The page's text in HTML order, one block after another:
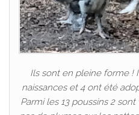
Ils sont en pleine forme !
naissances et 4 ont été
Parmi les 13 poussins 2